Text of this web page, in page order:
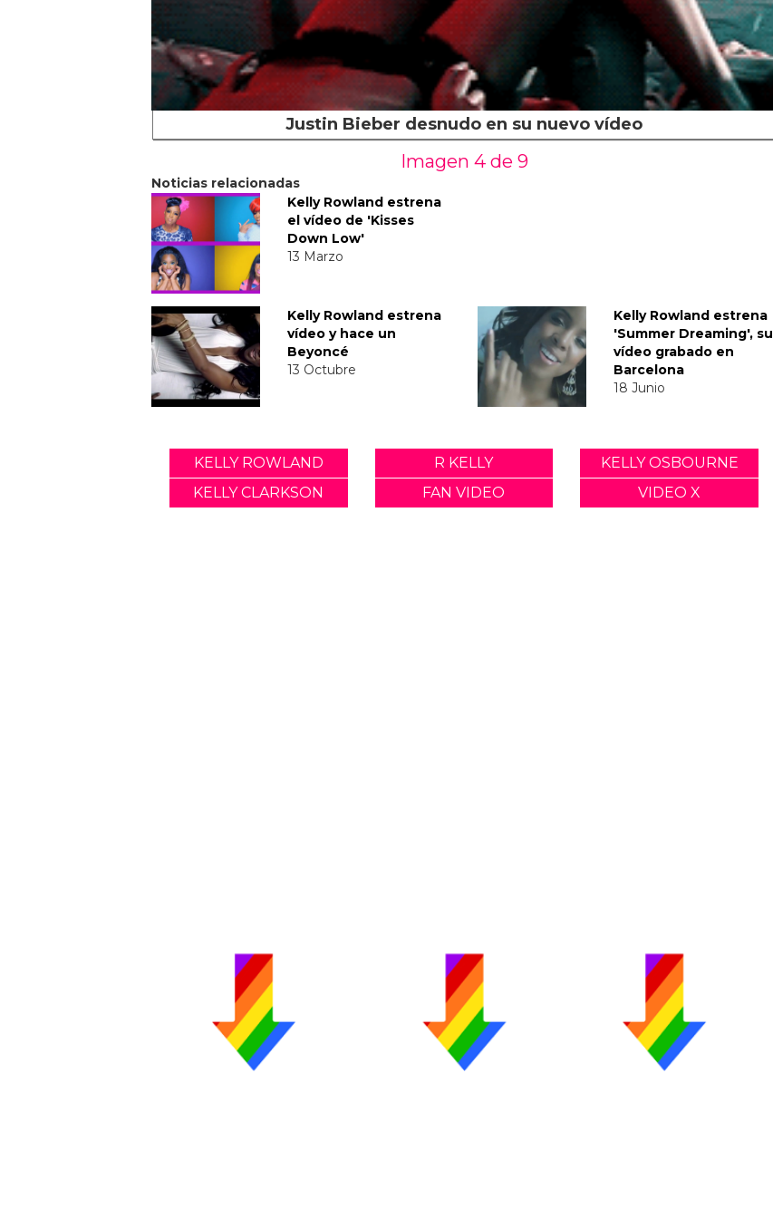
Justin Bieber desnudo en su nuevo vídeo
Imagen 4 de 9
Noticias relacionadas
Kelly Rowland estrena
el vídeo de 'Kisses
Down Low'
13 Marzo
Kelly Rowland estrena
vídeo y hace un
Beyoncé
13 Octubre
Kelly Rowland estrena
'Summer Dreaming', su
vídeo grabado en
Barcelona
18 Junio
KELLY ROWLAND R KELLY
KELLY OSBOURNE
KELLY CLARKSON
FAN VIDEO VIDEO X